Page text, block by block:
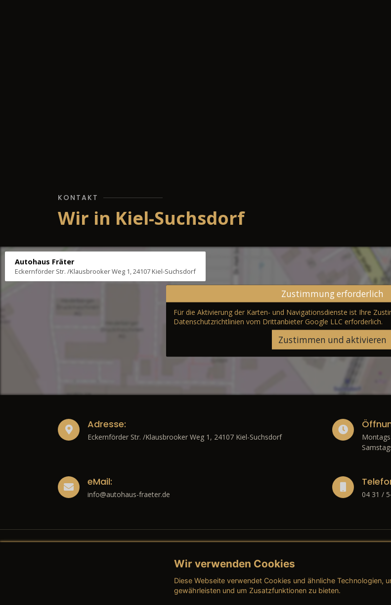
KONTAKT
Wir in Kiel-Suchsdorf
Autohaus Fräter
Eckernförder Str. /Klausbrooker Weg 1, 24107 Kiel-Suchsdorf
Zustimmung erforderlich
Für die Aktivierung der Karten- und Navigationsdienste ist Ihre
Datenschutzrichtlinien vom Drittanbieter Google LLC erforderlich.
Zustimmen und aktivieren
Adresse:
Eckernförder Str. /Klausbrooker Weg 1, 24107 Kiel-Suchsdorf
eMail:
info@autohaus-fraeter.de 04 31 /
Rechtliches
→ Impressum
→ AGB (Neuwagen)
Wir verwenden Cookies
Diese Webseite verwendet Cookies und ähnliche Technologien,
gewährleisten und um Zusatzfunktionen zu bieten.